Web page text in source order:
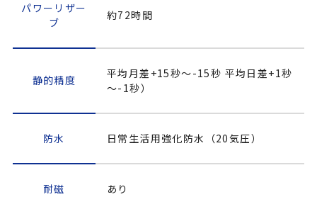
パワーリザー
ブ
約72時間
静的精度
平均月差+15秒～-15秒 平均日差+1秒
～-1秒）
防水 日常生活用強化防水（20気圧）
耐磁 あり